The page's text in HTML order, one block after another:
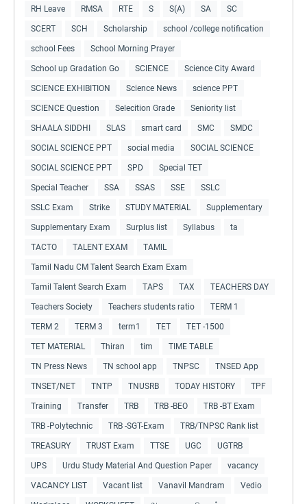
RH Leave RMSA RTE S S(A) SA SC
SCERT SCH Scholarship school /college notification
school Fees School Morning Prayer
School up Gradation Go SCIENCE Science City Award
SCIENCE EXHIBITION Science News science PPT
SCIENCE Question Selecition Grade Seniority list
SHAALA SIDDHI SLAS smart card SMC SMDC
SOCIAL SCIENCE PPT social media SOCIAL SCIENCE
SOCIAL SCIENCE PPT SPD Special TET
Special Teacher SSA SSAS SSE SSLC
SSLC Exam Strike STUDY MATERIAL Supplementary
Supplementary Exam Surplus list Syllabus ta
TACTO TALENT EXAM TAMIL
Tamil Nadu CM Talent Search Exam Exam
Tamil Talent Search Exam TAPS TAX TEACHERS DAY
Teachers Society Teachers students ratio TERM 1
TERM 2 TERM 3 term1 TET TET -1500
TET MATERIAL Thiran tim TIME TABLE
TN Press News TN school app TNPSC TNSED App
TNSET/NET TNTP TNUSRB TODAY HISTORY TPF
Training Transfer TRB TRB -BEO TRB -BT Exam
TRB -Polytechnic TRB -SGT-Exam TRB/TNPSC Rank list
TREASURY TRUST Exam TTSE UGC UGTRB
UPS Urdu Study Material And Question Paper vacancy
VACANCY LIST Vacant list Vanavil Mandram Vedio